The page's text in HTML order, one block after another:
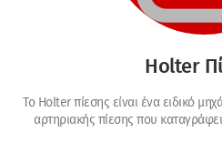
Holter
Το Holter πίεσης είναι ένα ειδικό
αρτηριακής πίεσης που